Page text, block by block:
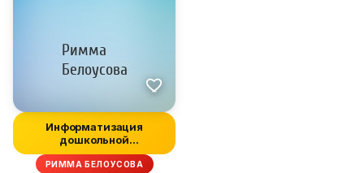
Информатизация
дошкольной
образовательной
организа...
РИММА БЕЛОУСОВА